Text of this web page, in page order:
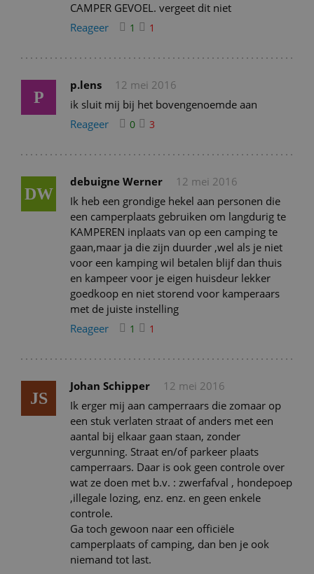
CAMPER GEVOEL. vergeet dit niet
Reageer
1 1
P
p.lens
12 mei 2016
ik sluit mij bij het bovengenoemde aan
Reageer
0 3
DW
debuigne Werner
12 mei 2016
Ik heb een grondige hekel aan personen die
een camperplaats gebruiken om langdurig te
KAMPEREN inplaats van op een camping te
gaan,maar ja die zijn duurder ,wel als je niet
voor een kamping wil betalen blijf dan thuis
en kampeer voor je eigen huisdeur lekker
goedkoop en niet storend voor kamperaars
met de juiste instelling
Reageer
1 1
JS
Johan Schipper
12 mei 2016
Ik erger mij aan camperraars die zomaar op
een stuk verlaten straat of anders met een
aantal bij elkaar gaan staan, zonder
vergunning. Straat en/of parkeer plaats
camperraars. Daar is ook geen controle over
wat ze doen met b.v. : zwerfafval , hondepoep
,illegale lozing, enz. enz. en geen enkele
controle.
Ga toch gewoon naar een officiële
camperplaats of camping, dan ben je ook
niemand tot last.